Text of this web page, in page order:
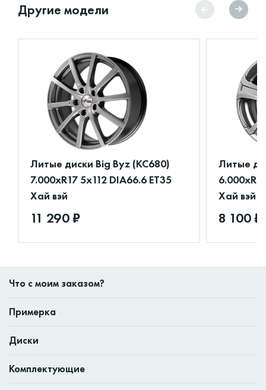
Другие модели
Литые диски Big Byz (КС680)
7.000xR17 5x112 DIA66.6 ET35
Хай вэй
11 290 ₽
Литые
Хай вэй
8 100 ₽
Что с моим заказом?
Примерка
Диски
Комплектующие